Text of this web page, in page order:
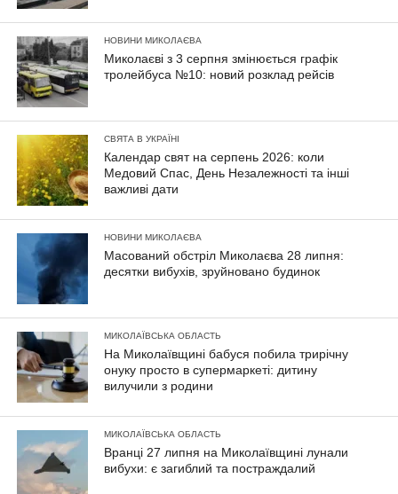
НОВИНИ МИКОЛАЄВА
Миколаєві з 3 серпня змінюється графік
тролейбуса №10: новий розклад рейсів
СВЯТА В УКРАЇНІ
Календар свят на серпень 2026: коли
Медовий Спас, День Незалежності та інші
важливі дати
НОВИНИ МИКОЛАЄВА
Масований обстріл Миколаєва 28 липня:
десятки вибухів, зруйновано будинок
МИКОЛАЇВСЬКА ОБЛАСТЬ
На Миколаївщині бабуся побила трирічну
онуку просто в супермаркеті: дитину
вилучили з родини
МИКОЛАЇВСЬКА ОБЛАСТЬ
Вранці 27 липня на Миколаївщині лунали
вибухи: є загиблий та постраждалий